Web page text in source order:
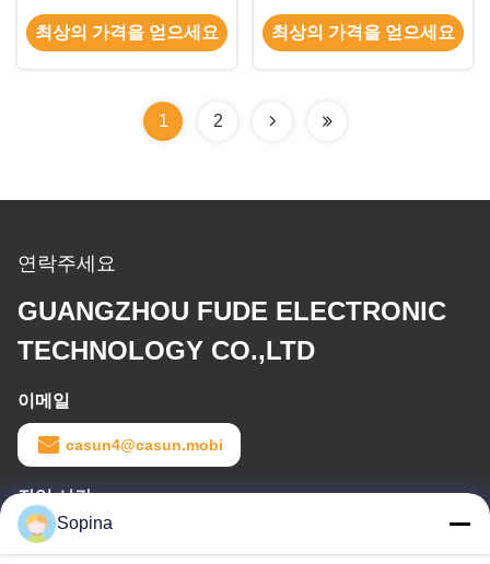
40mN.M 사무실 자동화
최상의 가격을 얻으세요
Nema 8 스텝 모터 미용
기계
최상의 가격을 얻으세요
1 2
연락주세요
GUANGZHOU FUDE ELECTRONIC
TECHNOLOGY CO.,LTD
이메일
casun4@casun.mobi
작업 시간
8:00-20:00
Sopina